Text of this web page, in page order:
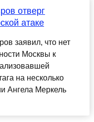
отверг
атаке
заявил, что нет
Москвы к
на несколько
Ангела Меркель